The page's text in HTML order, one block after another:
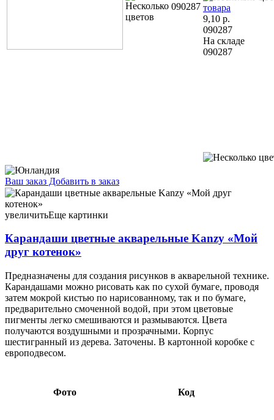
090287 товара
9,10 р.
090287
На складе
090287
Ваш заказ Добавить в заказ
Карандаши цветные акварельные Kanzy «Мой друг котенок»
24 цвета 13,57 088592
увеличитьЕще картинки
Карандаши цветные акварельные Kanzy «Мой
друг котенок»
Предназначены для создания рисунков в акварельной технике.
Карандашами можно рисовать как по сухой бумаге, проводя
затем мокрой кистью по нарисованному, так и по бумаге,
предварительно смоченной водой, при этом цветовые
пигменты легко смешиваются и размываются. Цвета
получаются воздушными и прозрачными. Корпус
шестигранный из дерева. Заточены. В картонной коробке с
европодвесом.
Фото Код